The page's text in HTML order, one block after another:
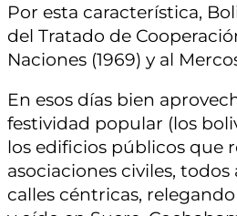
Por esta característica,
del Tratado de
Naciones (1969) y al
En esos días bien
festividad popular (los
los edificios públicos que
asociaciones civiles,
calles céntricas,